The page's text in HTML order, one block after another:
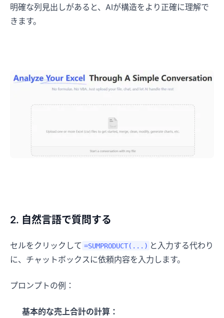
明確な列見出しがあると、AIが構造をより正確に理解で
きます。
2. 自然言語で質問する
セルをクリックして =SUMPRODUCT(...) と入力する代わり
に、チャットボックスに依頼内容を入力します。
プロンプトの例：
基本的な売上合計の計算：